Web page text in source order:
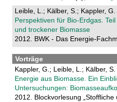
Leible, L.; Kälber, S.; Kappler, G.
Perspektiven für Bio-Erdgas.
und trockener Biomasse
2012. BWK - Das Energie-
Vorträge
Kappler, G.; Leible, L.; Kälber, S.
Energie aus Biomasse. Ein
Untersuchungen:
2012. Blockvorlesung